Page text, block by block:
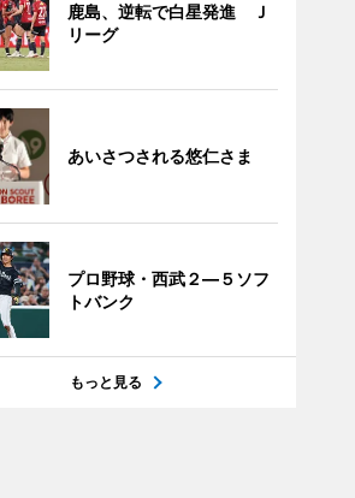
鹿島、逆転で白星発進 Ｊ
リーグ
あいさつされる悠仁さま
プロ野球・西武２―５ソフ
トバンク
もっと見る